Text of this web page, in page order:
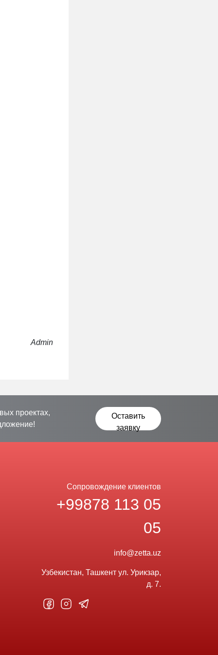
Admin
проектах,
Оставить
заявку
Сопровождение клиентов
+99878 113 05
05
info@zetta.uz
Узбекистан, Ташкент ул. Урикзар,
д. 7.